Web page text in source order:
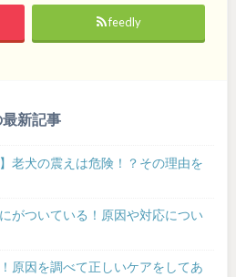
feedly
最新記事
】老犬の震えは危険！？その理由を
がついている！原因や対応につい
原因を調べて正しいケアをしてあ